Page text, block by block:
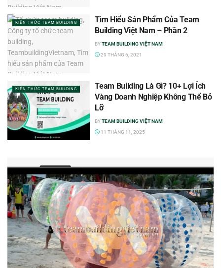
KIẾN THỨC TEAM BUILDING
Tìm Hiểu Sản Phẩm Của Team
Building Việt Nam – Phần 2
BYTEAM BUILDING VIỆT NAM
29 THÁNG 6, 2021
KIẾN THỨC TEAM BUILDING
Team Building Là Gì? 10+ Lợi Ích
Vàng Doanh Nghiệp Không Thể Bỏ
Lỡ
BYTEAM BUILDING VIỆT NAM
11 THÁNG 11, 2025